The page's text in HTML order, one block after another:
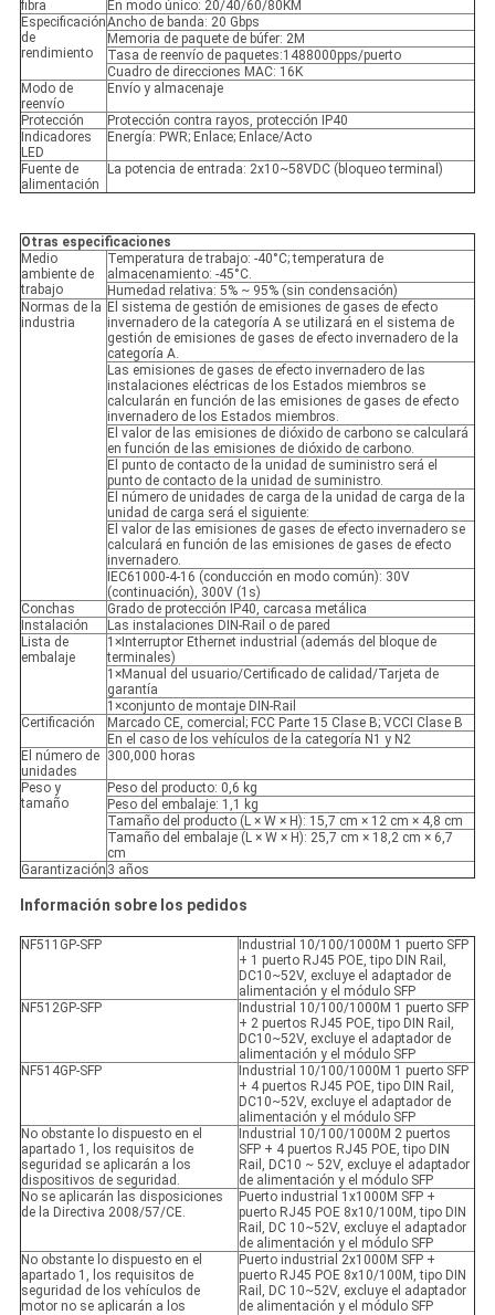
fibra
En modo único: 20/40/60/80KM
Especificación
de
rendimiento
Ancho de banda: 20 Gbps
Memoria de paquete de búfer: 2M
Tasa de reenvío de paquetes:1488000pps/puerto
Cuadro de direcciones MAC: 16K
Modo de
reenvío
Envío y almacenaje
Protección
Protección contra rayos, protección IP40
Indicadores
LED
Energía: PWR; Enlace; Enlace/Acto
Fuente de
alimentación
La potencia de entrada: 2x10~58VDC (bloqueo terminal)
Otras especificaciones
Medio
ambiente de
trabajo
Temperatura de trabajo: -40°C; temperatura de
almacenamiento: -45°C.
Humedad relativa: 5% ~ 95% (sin condensación)
Normas de la
industria
El sistema de gestión de emisiones de gases de efecto
invernadero de la categoría A se utilizará en el sistema de
gestión de emisiones de gases de efecto invernadero de la
categoría A.
Las emisiones de gases de efecto invernadero de las
instalaciones eléctricas de los Estados miembros se
calcularán en función de las emisiones de gases de efecto
invernadero de los Estados miembros.
El valor de las emisiones de dióxido de carbono se calculará
en función de las emisiones de dióxido de carbono.
El punto de contacto de la unidad de suministro será el
punto de contacto de la unidad de suministro.
El número de unidades de carga de la unidad de carga de la
unidad de carga será el siguiente:
El valor de las emisiones de gases de efecto invernadero se
calculará en función de las emisiones de gases de efecto
invernadero.
IEC61000-4-16 (conducción en modo común): 30V
(continuación), 300V (1s)
Conchas
Grado de protección IP40, carcasa metálica
Instalación
Las instalaciones DIN-Rail o de pared
Lista de
embalaje
1×Interruptor Ethernet industrial (además del bloque de
terminales)
1×Manual del usuario/Certificado de calidad/Tarjeta de
garantía
1×conjunto de montaje DIN-Rail
Certificación
Marcado CE, comercial; FCC Parte 15 Clase B; VCCI Clase B
En el caso de los vehículos de la categoría N1 y N2
El número de
unidades
300,000 horas
Peso y
tamaño
Peso del producto: 0,6 kg
Peso del embalaje: 1,1 kg
Tamaño del producto (L × W × H): 15,7 cm × 12 cm × 4,8 cm
Tamaño del embalaje (L × W × H): 25,7 cm × 18,2 cm × 6,7
cm
Garantización 3 años
Información sobre los pedidos
NF511GP-SFP
Industrial 10/100/1000M 1 puerto SFP
+ 1 puerto RJ45 POE, tipo DIN Rail,
DC10~52V, excluye el adaptador de
alimentación y el módulo SFP
NF512GP-SFP
Industrial 10/100/1000M 1 puerto SFP
+ 2 puertos RJ45 POE, tipo DIN Rail,
DC10~52V, excluye el adaptador de
alimentación y el módulo SFP
NF514GP-SFP
Industrial 10/100/1000M 1 puerto SFP
+ 4 puertos RJ45 POE, tipo DIN Rail,
DC10~52V, excluye el adaptador de
alimentación y el módulo SFP
No obstante lo dispuesto en el
apartado 1, los requisitos de
seguridad se aplicarán a los
dispositivos de seguridad.
Industrial 10/100/1000M 2 puertos
SFP + 4 puertos RJ45 POE, tipo DIN
Rail, DC10 ~ 52V, excluye el adaptador
de alimentación y el módulo SFP
No se aplicarán las disposiciones
de la Directiva 2008/57/CE.
Puerto industrial 1x1000M SFP +
puerto RJ45 POE 8x10/100M, tipo DIN
Rail, DC 10~52V, excluye el adaptador
de alimentación y el módulo SFP
No obstante lo dispuesto en el
apartado 1, los requisitos de
seguridad de los vehículos de
motor no se aplicarán a los
Puerto industrial 2x1000M SFP +
puerto RJ45 POE 8x10/100M, tipo DIN
Rail, DC 10~52V, excluye el adaptador
de alimentación y el módulo SFP